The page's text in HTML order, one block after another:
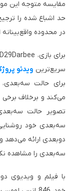
مقایسه متوجه این
در محدوده
سریع‌ترین ویدئو
می‌کند و برخلاف برخی
تصویر حالت
سه‌بعدی خود
دوبعدی ارائه می‌دهد
سه‌بعدی را مشاهده